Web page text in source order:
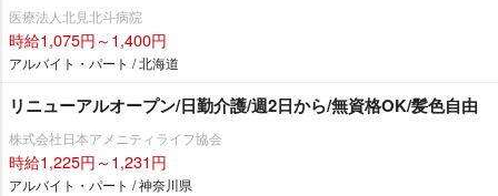
医療法人北見北斗病院
時給1,075円～1,400円
アルバイト・パート / 北海道
リニューアルオープン/日勤介護/週2日から/無資格OK/髪色自由
株式会社日本アメニティライフ協会
時給1,225円～1,231円
アルバイト・パート / 神奈川県